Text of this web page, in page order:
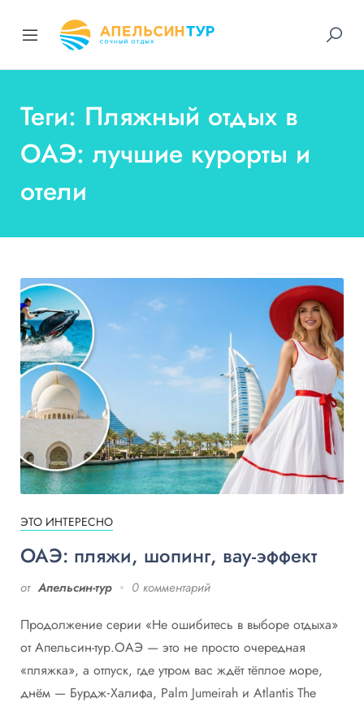
Теги: Пляжный отдых в
ОАЭ: лучшие курорты и
отели
ЭТО ИНТЕРЕСНО
ОАЭ: пляжи, шопинг, вау‑эффект
от Апельсин-тур 0 комментарий
Продолжение серии «Не ошибитесь в выборе отдыха»
от Апельсин-тур.ОАЭ — это не просто очередная
«пляжка», а отпуск, где утром вас ждёт тёплое море,
днём — Бурдж‑Халифа, Palm Jumeirah и Atlantis The